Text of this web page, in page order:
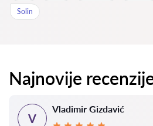
Solin
Najnovije
V
Vladimir Gizdavić